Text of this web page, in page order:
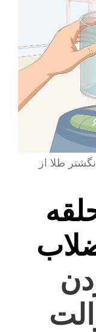
طلا از